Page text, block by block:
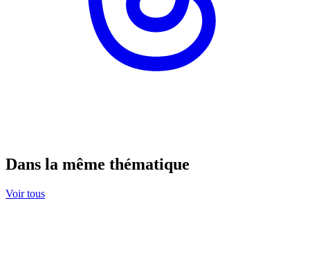
Dans la même thématique
Voir tous